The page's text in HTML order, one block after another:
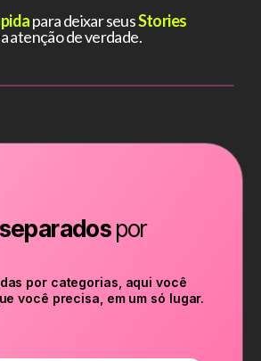
para deixar seusStories
atenção de verdade.
por
por categorias, aqui você
você precisa, em um só lugar.